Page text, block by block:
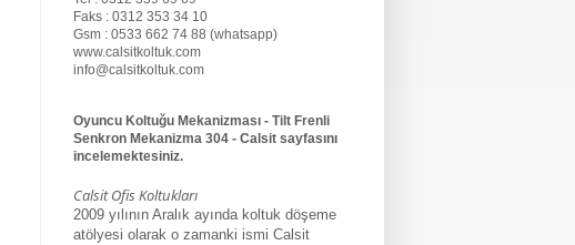
Faks : 0312 353 34 10
Gsm : 0533 662 74 88 (whatsapp)
www.calsitkoltuk.com
info@calsitkoltuk.com
Oyuncu Koltuğu Mekanizması - Tilt Frenli
Senkron Mekanizma 304 - Calsit sayfasını
incelemektesiniz.
Calsit Ofis Koltukları
2009 yılının Aralık ayında koltuk döşeme
atölyesi olarak o zamanki ismi Calsit